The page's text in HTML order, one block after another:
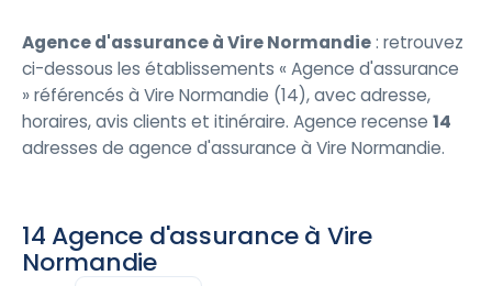
Agence d'assurance à Vire Normandie: retrouvez
ci-dessous les établissements « Agence d'assurance
» référencés à Vire Normandie (14), avec adresse,
horaires, avis clients et itinéraire. Agence recense 14
adresses de agence d'assurance à Vire Normandie.
14 Agence d'assurance à Vire
Normandie